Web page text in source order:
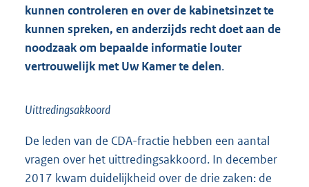
kunnen controleren en over de kabinetsinzet te
kunnen spreken, en anderzijds recht doet aan de
noodzaak om bepaalde informatie louter
vertrouwelijk met Uw Kamer te delen.
Uittredingsakkoord
De leden van de CDA-fractie hebben een aantal
vragen over het uittredingsakkoord. In december
2017 kwam duidelijkheid over de drie zaken: de